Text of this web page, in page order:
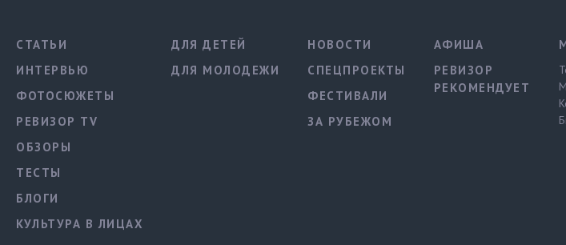
СТАТЬИ
ИНТЕРВЬЮ
ФОТОСЮЖЕТЫ
РЕВИЗОР TV
ОБЗОРЫ
ТЕСТЫ
БЛОГИ
КУЛЬТУРА В ЛИЦАХ
ДЛЯ ДЕТЕЙ
ДЛЯ МОЛОДЕЖИ
НОВОСТИ
СПЕЦПРОЕКТЫ
ФЕСТИВАЛИ
ЗА РУБЕЖОМ
АФИША
РЕВИЗОР
РЕКОМЕНДУЕТ